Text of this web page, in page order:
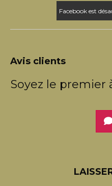
Facebook est
Avis clients
Soyez le premier